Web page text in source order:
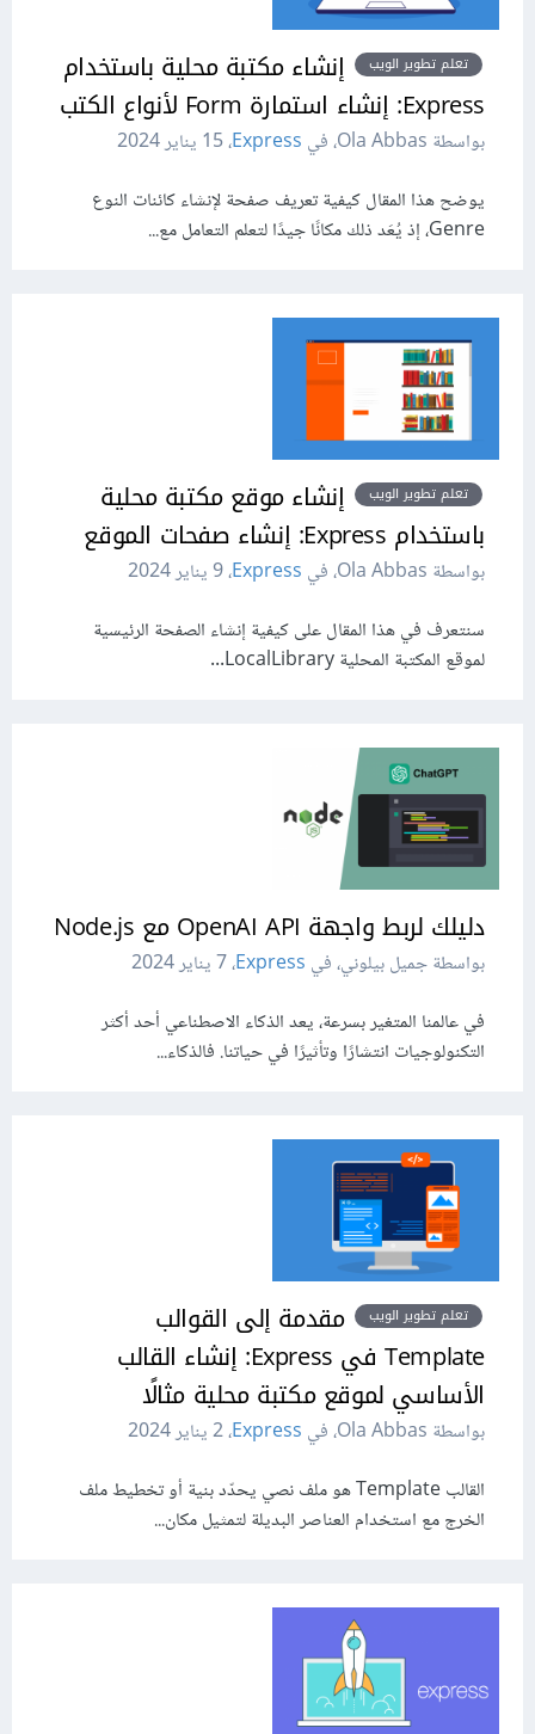
تعلم تطوير الويب
إنشاء مكتبة محلية باستخدام
Express: إنشاء استمارة Form لأنواع الكتب
بواسطة Ola Abbas، في Express،15 يناير 2024
يوضح هذا المقال كيفية تعريف صفحة لإنشاء كائنات النوع
Genre، إذ يُعَد ذلك مكانًا جيدًا لتعلم التعامل مع...
تعلم تطوير الويب
إنشاء موقع مكتبة محلية
باستخدام Express: إنشاء صفحات الموقع
بواسطة Ola Abbas، في Express،9 يناير 2024
سنتعرف في هذا المقال على كيفية إنشاء الصفحة الرئيسية
لموقع المكتبة المحلية LocalLibrary...
دليلك لربط واجهة OpenAI API مع Node.js
بواسطة جميل بيلوني، في Express،7 يناير 2024
في عالمنا المتغير بسرعة، يعد الذكاء الاصطناعي أحد أكثر
التكنولوجيات انتشارًا وتأثيرًا في حياتنا. فالذكاء...
تعلم تطوير الويب
مقدمة إلى القوالب
Template في Express: إنشاء القالب
الأساسي لموقع مكتبة محلية مثالًا
بواسطة Ola Abbas، في Express،2 يناير 2024
القالب Template هو ملف نصي يحدّد بنية أو تخطيط ملف
الخرج مع استخدام العناصر البديلة لتمثيل مكان...